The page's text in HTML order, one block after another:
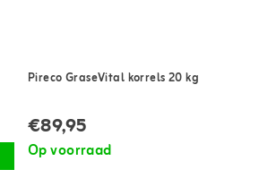
Pireco GraseVital korrels 20 kg
€89,95
Op voorraad